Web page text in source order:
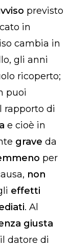
previsto
in
cambia in
gli anni
ricoperto;
puoi
rapporto di
e cioè in
grave da
per
non
effetti
. Al
giusta
il datore di